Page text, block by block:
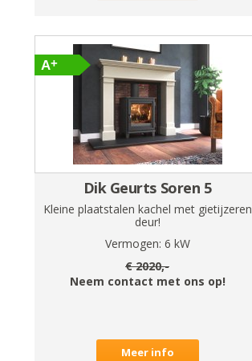
Dik Geurts Soren 5
Kleine plaatstalen kachel met gietijzeren
deur!
Vermogen: 6 kW
€2020,-
Neem contact met ons op!
Meer info